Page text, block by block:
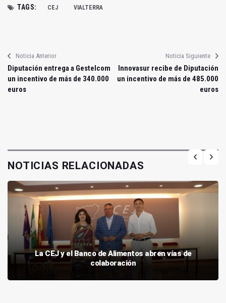
TAGS: CEJ VIALTERRA
Noticia Anterior
Diputación entrega a Gestelcom
un incentivo de más de 340.000
euros
Noticia Siguiente
Innovasur recibe de Diputación
un incentivo de más de 485.000
euros
NOTICIAS RELACIONADAS
La CEJ y el Banco de Alimentos abren vías de
colaboración